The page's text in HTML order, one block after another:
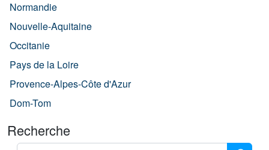
Normandie
Nouvelle-Aquitaine
Occitanie
Pays de la Loire
Provence-Alpes-Côte d'Azur
Dom-Tom
Recherche